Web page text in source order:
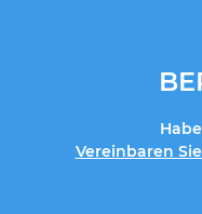
Vereinbaren